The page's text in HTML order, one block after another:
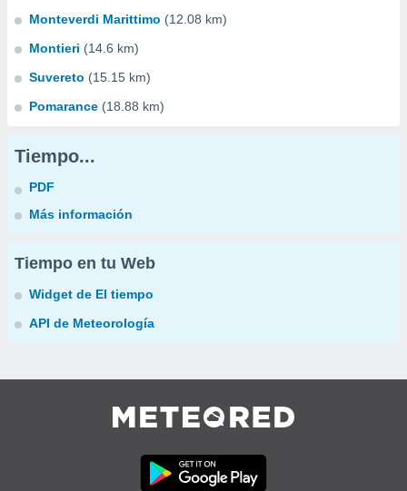
Monteverdi Marittimo (12.08 km)
Montieri (14.6 km)
Suvereto (15.15 km)
Pomarance (18.88 km)
Tiempo...
PDF
Más información
Tiempo en tu Web
Widget de El tiempo
API de Meteorología